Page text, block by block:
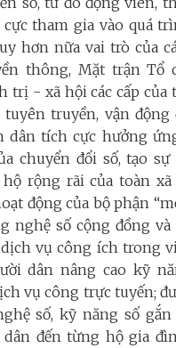
tham gia vào quá
hơn nữa vai trò của
thông, Mặt trận Tổ
trị - xã hội các cấp của
truyền, vận động
dân tích cực hưởng
chuyển đổi số, tạo sự
rộng rãi của toàn xã
động của bộ phận
nghệ số cộng đồng
vụ công ích trong
dân nâng cao kỹ
vụ công trực tuyến;
số, kỹ năng số
dân đến từng hộ gia